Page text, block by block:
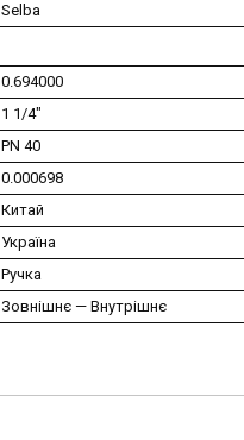
Selba
0.694000
1 1/4″
PN 40
0.000698
Китай
Україна
Ручка
Зовнішнє — Внутрішнє